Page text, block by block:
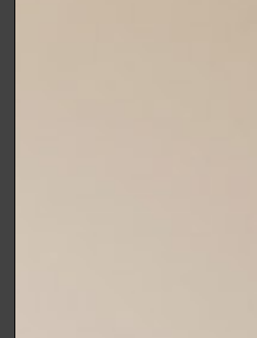
Nel tempo è diventata sinonimo di
attraversando più di un secolo di
la propria identità. Oggi è ancora
familiare, guidata da una nuova
continua a reinventarsi mantenendo
Se persino la First Lady della Casa
si è affidata ai suoi consigli per
Blue Room, possiamo affermare con